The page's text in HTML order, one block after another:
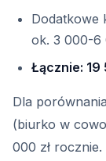
Dodatkowe
ok. 3 000-6
Łącznie: 19
Dla
(biurko w
000 zł